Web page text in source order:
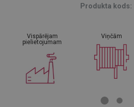
Produkta kods:
Vispārējam
pielietojumam
Viņčām